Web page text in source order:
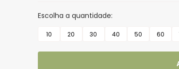
Escolha a quantidade:
10 20 30 40 50 60